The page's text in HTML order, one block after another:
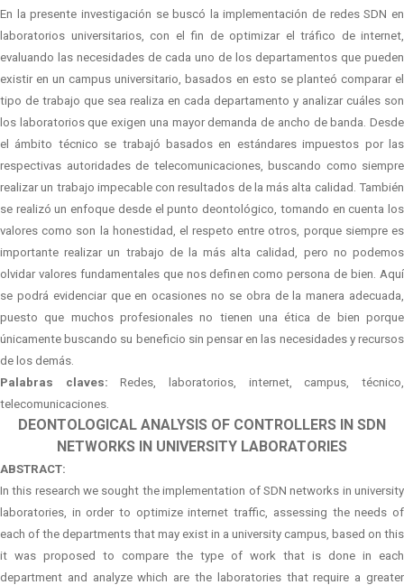
En la presente investigación se buscó la implementación de redes SDN en
laboratorios universitarios, con el fin de optimizar el tráfico de internet,
evaluando las necesidades de cada uno de los departamentos que pueden
existir en un campus universitario, basados en esto se planteó comparar el
tipo de trabajo que sea realiza en cada departamento y analizar cuáles son
los laboratorios que exigen una mayor demanda de ancho de banda. Desde
el ámbito técnico se trabajó basados en estándares impuestos por las
respectivas autoridades de telecomunicaciones, buscando como siempre
realizar un trabajo impecable con resultados de la más alta calidad. También
se realizó un enfoque desde el punto deontológico, tomando en cuenta los
valores como son la honestidad, el respeto entre otros, porque siempre es
importante realizar un trabajo de la más alta calidad, pero no podemos
olvidar valores fundamentales que nos definen como persona de bien. Aquí
se podrá evidenciar que en ocasiones no se obra de la manera adecuada,
puesto que muchos profesionales no tienen una ética de bien porque
únicamente buscando su beneficio sin pensar en las necesidades y recursos
de los demás.
Palabras claves:Redes, laboratorios, internet, campus, técnico,
telecomunicaciones.
DEONTOLOGICAL ANALYSIS OF CONTROLLERS IN SDN
NETWORKS IN UNIVERSITY LABORATORIES
ABSTRACT:
In this research we sought the implementation of SDN networks in university
laboratories, in order to optimize internet traffic, assessing the needs of
each of the departments that may exist in a university campus, based on this
it was proposed to compare the type of work that is done in each
department and analyze which are the laboratories that require a greater